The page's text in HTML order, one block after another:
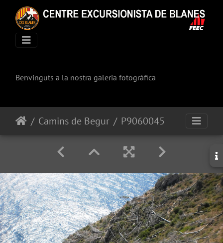
Benvinguts a la nostra galeria fotogràfica
Camins de Begur P9060045